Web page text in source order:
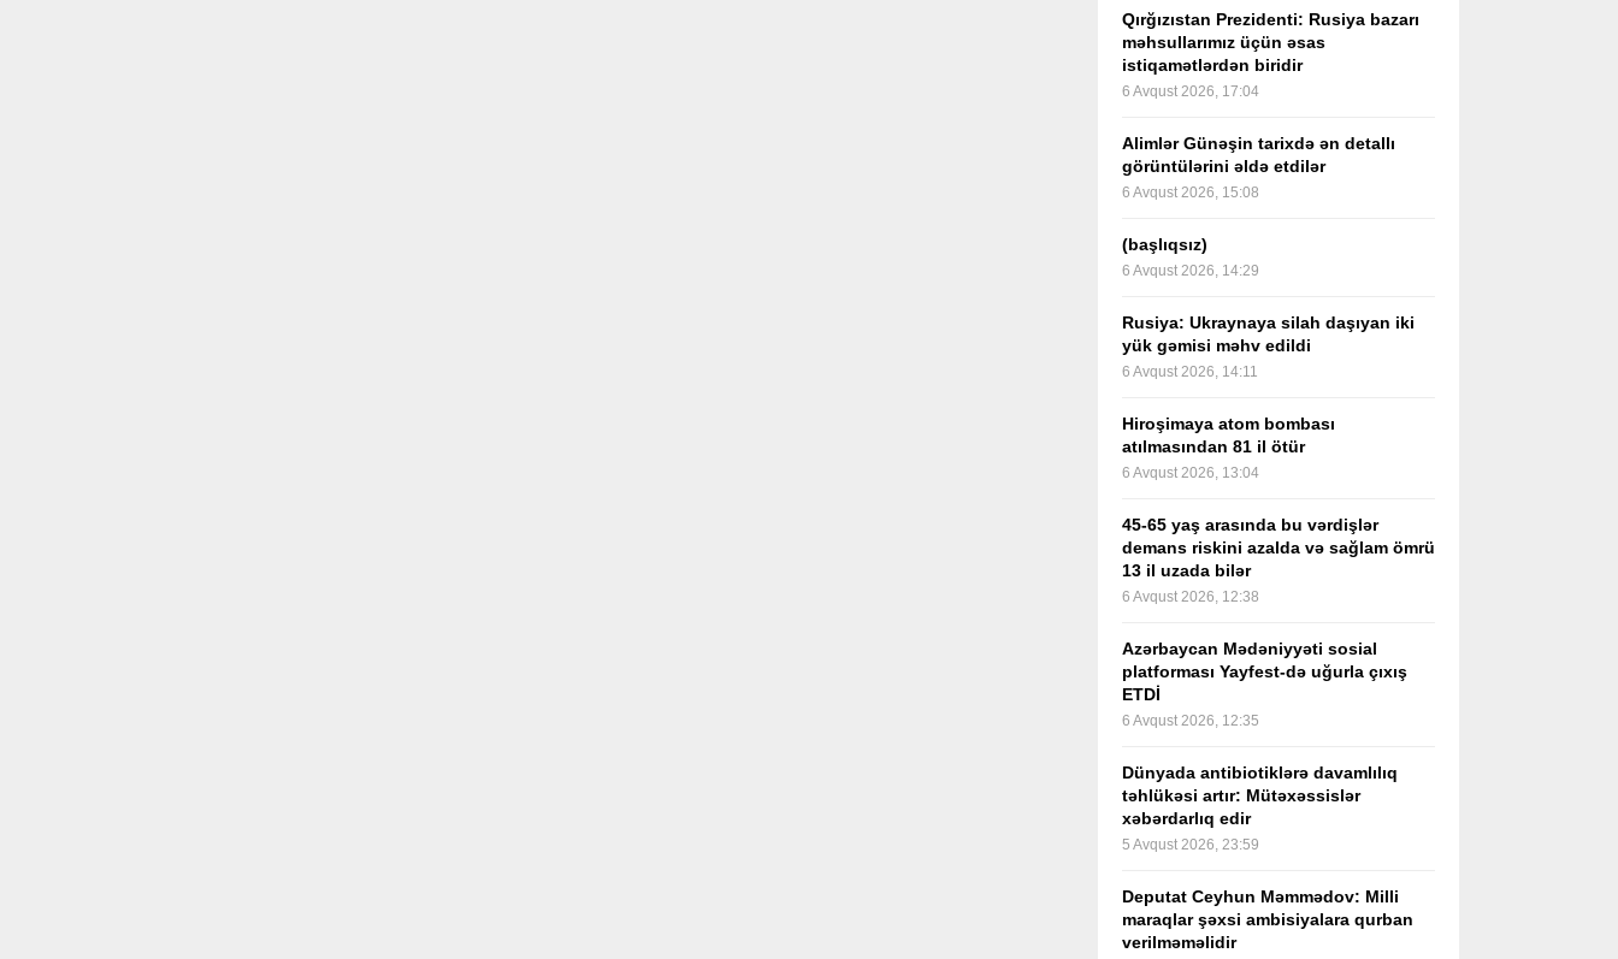
Qırğızıstan Prezidenti: Rusiya bazarı
məhsullarımız üçün əsas
istiqamətlərdən biridir
6 Avqust 2026, 17:04
Alimlər Günəşin tarixdə ən detallı
görüntülərini əldə etdilər
6 Avqust 2026, 15:08
(başlıqsız)
6 Avqust 2026, 14:29
Rusiya: Ukraynaya silah daşıyan iki
yük gəmisi məhv edildi
6 Avqust 2026, 14:11
Hiroşimaya atom bombası
atılmasından 81 il ötür
6 Avqust 2026, 13:04
45-65 yaş arasında bu vərdişlər
demans riskini azalda və sağlam ömrü
13 il uzada bilər
6 Avqust 2026, 12:38
Azərbaycan Mədəniyyəti sosial
platforması Yayfest-də uğurla çıxış
ETDİ
6 Avqust 2026, 12:35
Dünyada antibiotiklərə davamlılıq
təhlükəsi artır: Mütəxəssislər
xəbərdarlıq edir
5 Avqust 2026, 23:59
Deputat Ceyhun Məmmədov: Milli
maraqlar şəxsi ambisiyalara qurban
verilməməlidir